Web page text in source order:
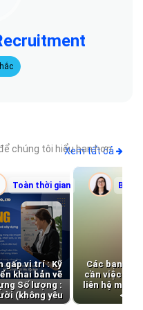
chúng tôi hiểu bạn hơn.
Xem tất cả
gấp vị trí : Kỹ
khai bản vẽ
Số lượng :
(không yêu
kn) Lương,
Toàn thời gian
Các bạn
cần việc làm
liên hệ mình
<3
Bán